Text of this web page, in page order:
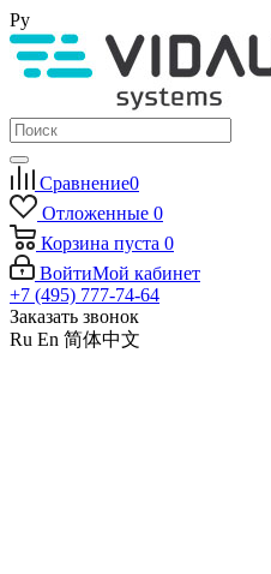
Ру
Сравнение0
Отложенные 0
Корзина пуста 0
ВойтиМой кабинет
+7 (495) 777-74-64
Заказать звонок
Ru En 简体中文